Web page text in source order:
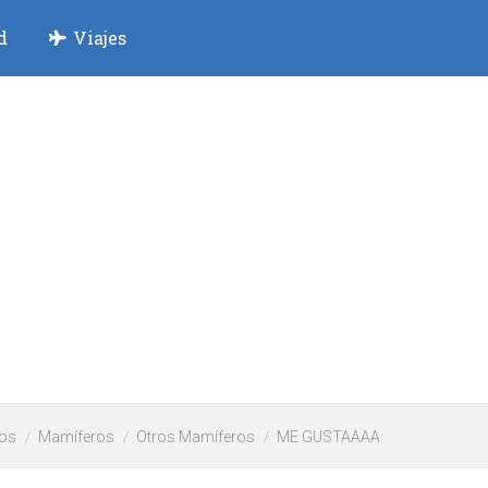
Viajes
Mamíferos Otros Mamíferos ME GUSTAAAA